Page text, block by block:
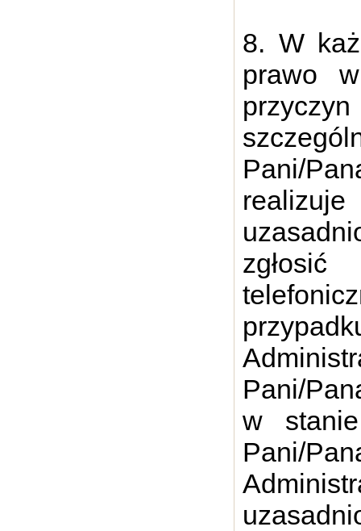
8. W
prawo
Pani/
Pani/
w
Pani/